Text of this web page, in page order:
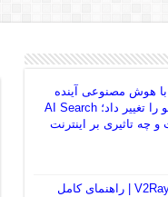
هوش مصنوعی آینده
جستجو را تغییر داد؛ AI Search
چه تاثیری بر اینترنت
خرید V2Ray | راهنمای کامل